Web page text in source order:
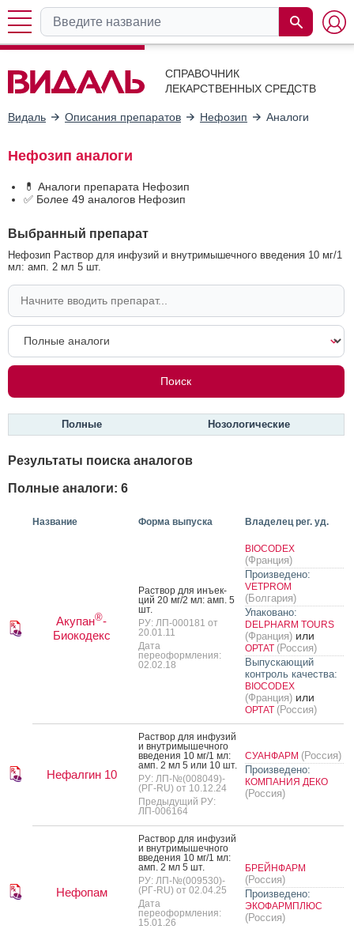
СПРАВОЧНИК
ЛЕКАРСТВЕННЫХ СРЕДСТВ
Видаль Описания препаратов Нефозип Аналоги
Нефозип аналоги
💊 Аналоги препарата Нефозип
✅ Более 49 аналогов Нефозип
Выбранный препарат
Нефозип Раствор для инфузий и внутримышечного введения 10 мг/1
мл: амп. 2 мл 5 шт.
Полные Нозологические
Результаты поиска аналогов
Полные аналоги: 6
Название Форма выпуска Владелец рег. уд.
Акупан®-
Биокодекс
Рас­твор для инъ­ек­
ций 20 мг/2 мл: амп. 5
шт.
РУ: ЛП-000181 от
20.01.11
Дата
переоформления:
02.02.18
BIOCODEX
(Франция)
Произведено:
VETPROM
(Болгария)
Упаковано:
DELPHARM TOURS
(Франция) или
ОРТАТ (Россия)
Выпускающий
контроль качества:
BIOCODEX
(Франция) или
ОРТАТ (Россия)
Нефалгин 10
Рас­твор для ин­фу­зий
и внут­ри­мышеч­но­го
вве­дения 10 мг/1 мл:
амп. 2 мл 5 или 10 шт.
РУ: ЛП-№(008049)-
(РГ-RU) от 10.12.24
Предыдущий РУ:
ЛП-006164
СУАНФАРМ (Россия)
Произведено:
КОМПАНИЯ ДЕКО
(Россия)
Нефопам
Рас­твор для ин­фу­зий
и внут­ри­мышеч­но­го
вве­дения 10 мг/1 мл:
амп. 2 мл 5 шт.
РУ: ЛП-№(009530)-
(РГ-RU) от 02.04.25
Дата
переоформления:
15.01.26
БРЕЙНФАРМ
(Россия)
Произведено:
ЭКОФАРМПЛЮС
(Россия)